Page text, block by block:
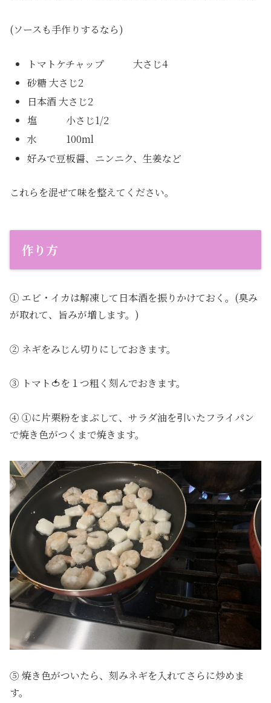
(ソースも手作りするなら)
トマトケチャップ 大さじ4
砂糖 大さじ2
日本酒 大さじ2
塩 小さじ1/2
水 100ml
好みで豆板醤、ニンニク、生姜など
これらを混ぜて味を整えてください。
作り方
① エビ・イカは解凍して日本酒を振りかけておく。(臭み
が取れて、旨みが増します。)
② ネギをみじん切りにしておきます。
③ トマト🍅を１つ粗く刻んでおきます。
④ ①に片栗粉をまぶして、サラダ油を引いたフライパン
で焼き色がつくまで焼きます。
⑤ 焼き色がついたら、刻みネギを入れてさらに炒めま
す。